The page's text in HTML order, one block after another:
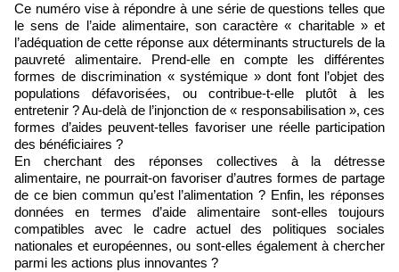
Ce numéro vise à répondre à une série de questions telles que
le sens de l’aide alimentaire, son caractère « charitable » et
l’adéquation de cette réponse aux déterminants structurels de la
pauvreté alimentaire. Prend-elle en compte les différentes
formes de discrimination « systémique » dont font l’objet des
populations défavorisées, ou contribue-t-elle plutôt à les
entretenir ? Au-delà de l’injonction de « responsabilisation », ces
formes d’aides peuvent-telles favoriser une réelle participation
des bénéficiaires ?
En cherchant des réponses collectives à la détresse
alimentaire, ne pourrait-on favoriser d’autres formes de partage
de ce bien commun qu’est l’alimentation ? Enfin, les réponses
données en termes d’aide alimentaire sont-elles toujours
compatibles avec le cadre actuel des politiques sociales
nationales et européennes, ou sont-elles également à chercher
parmi les actions plus innovantes ?